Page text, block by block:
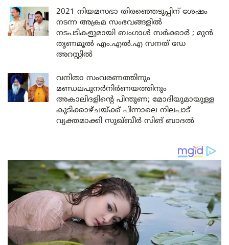
2021 നിയമസഭാ തിരഞ്ഞെടുപ്പിന് ശേഷം
നടന്ന അക്രമ സംഭവങ്ങളിൽ
നടപടികളുമായി ബംഗാൾ സർക്കാർ ; മുൻ
തൃണമൂൽ എം.എൽ.എ സനത് ഡേ
അറസ്റ്റിൽ
വനിതാ സംവരണത്തിനും
മണ്ഡലപുനർനിർണയത്തിനും
അകാലിദളിന്റെ പിന്തുണ; മോദിയുമായുള്ള
കൂടിക്കാഴ്ചയ്ക്ക് പിന്നാലെ നിലപാട്
വ്യക്തമാക്കി സുഖ്ബീർ സിങ് ബാദൽ